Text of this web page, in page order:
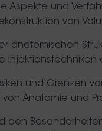
Aspekte und
von
anatomischen
Injektionstechniken
und Grenzen
Anatomie und
den